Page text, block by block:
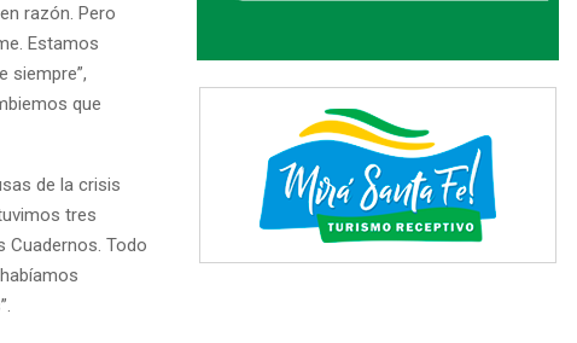
razón. Pero
Estamos
siempre”,
que
de la crisis
tres
Cuadernos. Todo